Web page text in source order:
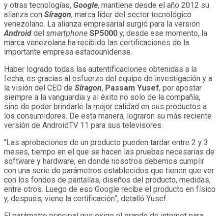
y otras tecnologías, Google, mantiene desde el año 2012 su
alianza con Síragon, marca líder del sector tecnológico
venezolano. La alianza empresarial surgió para la versión
Android del smartphone SP5000 y, desde ese momento, la
marca venezolana ha recibido las certificaciones de la
importante empresa estadounidense.
Haber logrado todas las autentificaciones obtenidas a la
fecha, es gracias al esfuerzo del equipo de investigación y a
la visión del CEO de Síragon, Passam Yusef, por apostar
siempre a la vanguardia y al éxito no solo de la compañía,
sino de poder brindarle la mejor calidad en sus productos a
los consumidores. De esta manera, lograron su más reciente
versión de AndroidTV 11 para sus televisores.
“Las aprobaciones de un producto pueden tardar entre 2 y 3
meses, tiempo en el que se hacen las pruebas necesarias de
software y hardware, en donde nosotros debemos cumplir
con una serie de parámetros establecidos que tienen que ver
con los fondos de pantallas, diseños del producto, medidas,
entre otros. Luego de eso Google recibe el producto en físico
y, después, viene la certificación”, detalló Yusef.